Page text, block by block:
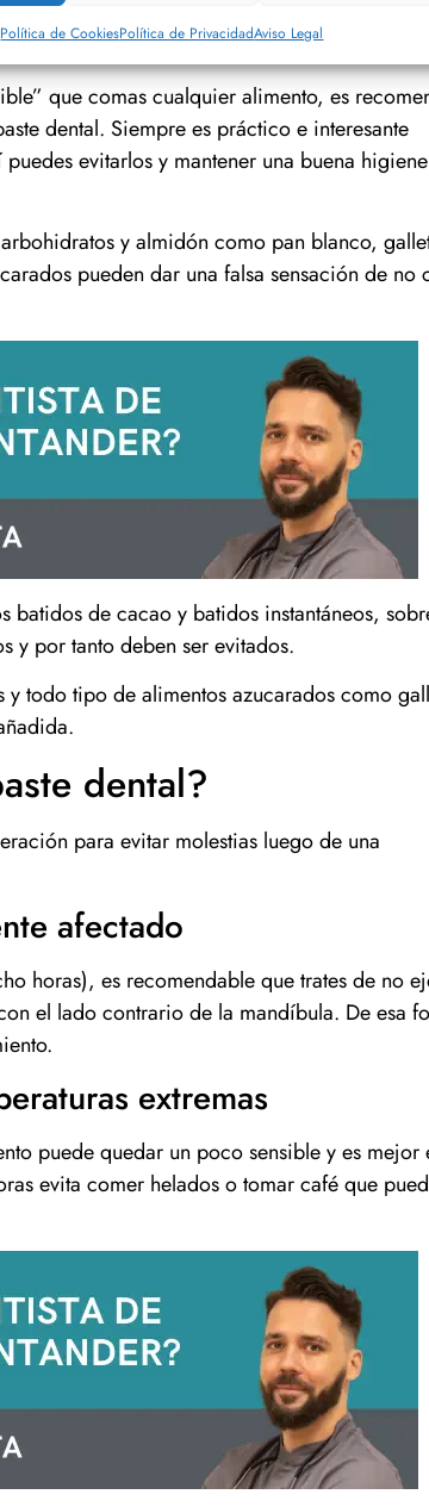
Política de CookiesPolítica de PrivacidadAviso Legal
que comas cualquier alimento, es
dental. Siempre es práctico e interesante
evitarlos y mantener una buena higiene
y almidón como pan blanco,
pueden dar una falsa sensación de no
de cacao y batidos instantáneos,
y por tanto deben ser evitados.
todo tipo de alimentos azucarados como
dental?
para evitar molestias luego de una
afectado
horas), es recomendable que trates de no
el lado contrario de la mandíbula. De esa
extremas
puede quedar un poco sensible y es mejor
evita comer helados o tomar café que